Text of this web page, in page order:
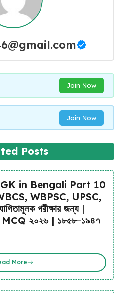
Join Now
Join Now
Posts
in Bengali Part 10
WBPSC, UPSC,
পরীক্ষার জন্য |
MCQ ২০২৬ | ১৮৫৮-১৯৪৭
More